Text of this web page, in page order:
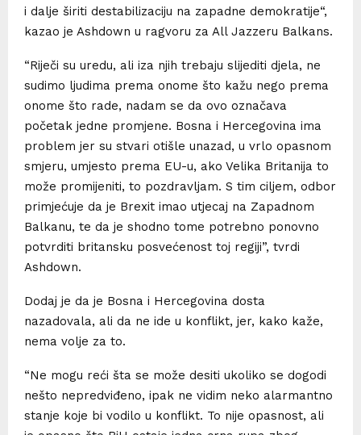
i dalje širiti destabilizaciju na zapadne demokratije“,
kazao je Ashdown u ragvoru za All Jazzeru Balkans.
“Riječi su uredu, ali iza njih trebaju slijediti djela, ne
sudimo ljudima prema onome što kažu nego prema
onome što rade, nadam se da ovo označava
početak jedne promjene. Bosna i Hercegovina ima
problem jer su stvari otišle unazad, u vrlo opasnom
smjeru, umjesto prema EU-u, ako Velika Britanija to
može promijeniti, to pozdravljam. S tim ciljem, odbor
primjećuje da je Brexit imao utjecaj na Zapadnom
Balkanu, te da je shodno tome potrebno ponovno
potvrditi britansku posvećenost toj regiji”, tvrdi
Ashdown.
Dodaj je da je Bosna i Hercegovina dosta
nazadovala, ali da ne ide u konflikt, jer, kako kaže,
nema volje za to.
“Ne mogu reći šta se može desiti ukoliko se dogodi
nešto nepredviđeno, ipak ne vidim neko alarmantno
stanje koje bi vodilo u konflikt. To nije opasnost, ali